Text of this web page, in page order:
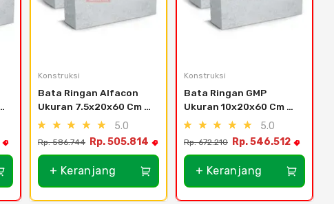
Konstruksi
Bata Ringan Alfacon
Ukuran 7.5x20x60 Cm
(12.6 M3) - Kabupaten
5.0
Rp. 586.744 Rp. 505.814
+ Keranjang
Konstruksi
Bata Ringan GMP
Ukuran 10x20x60 Cm
(14.4 M3) - Area Bekasi
5.0
Rp. 672.210 Rp. 546.512
+ Keranjang